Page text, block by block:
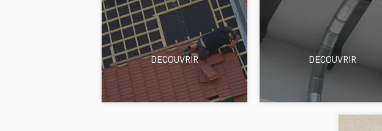
DECOUVRIR DECOUVRIR